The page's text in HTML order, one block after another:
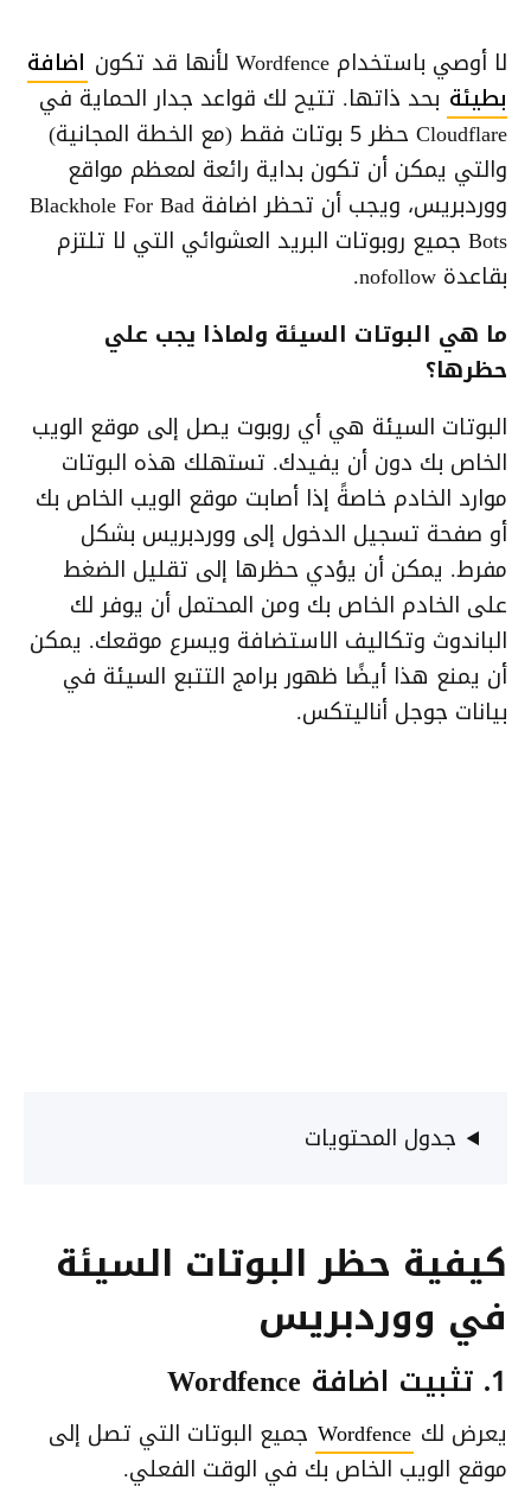
لا أوصي باستخدام Wordfence لأنها قد تكون
اضافة
بطيئة بحد ذاتها. تتيح لك قواعد جدار الحماية في
Cloudflare حظر 5 بوتات فقط (مع الخطة المجانية)
والتي يمكن أن تكون بداية رائعة لمعظم مواقع
ووردبريس، ويجب أن تحظر اضافة Blackhole For Bad
Bots جميع روبوتات البريد العشوائي التي لا تلتزم
بقاعدة nofollow.
ما هي البوتات السيئة ولماذا يجب علي
حظرها؟
البوتات السيئة هي أي روبوت يصل إلى موقع الويب
الخاص بك دون أن يفيدك. تستهلك هذه البوتات
موارد الخادم خاصةً إذا أصابت موقع الويب الخاص بك
أو صفحة تسجيل الدخول إلى ووردبريس بشكل
مفرط. يمكن أن يؤدي حظرها إلى تقليل الضغط
على الخادم الخاص بك ومن المحتمل أن يوفر لك
الباندوث وتكاليف الاستضافة ويسرع موقعك. يمكن
أن يمنع هذا أيضًا ظهور برامج التتبع السيئة في
بيانات جوجل أناليتكس.
جدول المحتويات
كيفية حظر البوتات السيئة
في ووردبريس
1. تثبيت اضافة Wordfence
يعرض لك Wordfence جميع البوتات التي تصل إلى
موقع الويب الخاص بك في الوقت الفعلي.